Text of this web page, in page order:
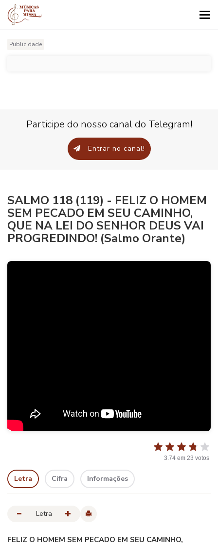
Publicidade
Participe do nosso canal do Telegram!
Entrar no canal!
SALMO 118 (119) - FELIZ O HOMEM
SEM PECADO EM SEU CAMINHO,
QUE NA LEI DO SENHOR DEUS VAI
PROGREDINDO! (Salmo Orante)
3.74 em 23 votos
Letra Cifra Informações
Letra
FELIZ O HOMEM SEM PECADO EM SEU CAMINHO,